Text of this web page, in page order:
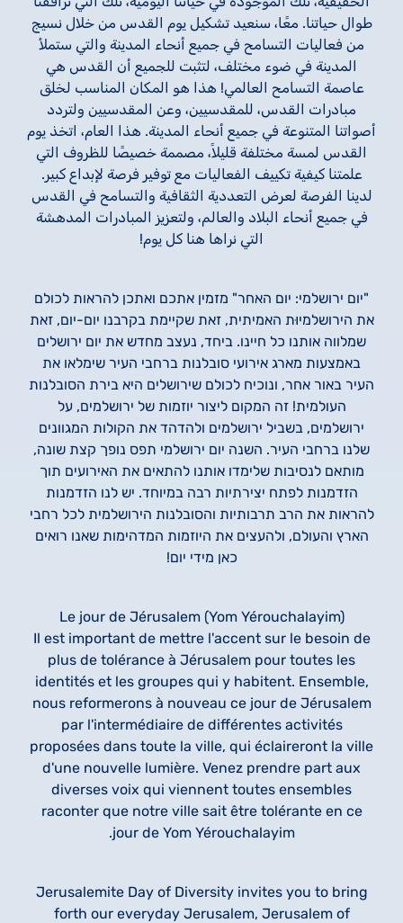
طوال حياتنا. معًا، سنعيد تشكيل يوم القدس من خلال نسيج
من فعاليات التسامح في جميع أنحاء المدينة والتي ستملأ
المدينة في ضوء مختلف، لتثبت للجميع أن القدس هي
عاصمة التسامح العالمي! هذا هو المكان المناسب لخلق
مبادرات القدس، للمقدسيين، وعن المقدسيين ولتردد
أصواتنا المتنوعة في جميع أنحاء المدينة. هذا العام، اتخذ يوم
القدس لمسة مختلفة قليلاً، مصممة خصيصًا للظروف التي
علمتنا كيفية تكييف الفعاليات مع توفير فرصة لإبداع كبير.
لدينا الفرصة لعرض التعددية الثقافية والتسامح في القدس
في جميع أنحاء البلاد والعالم، ولتعزيز المبادرات المدهشة
التي نراها هنا كل يوم!
"יום ירושלמי: יום האחר" מזמין אתכם ואתכן להראות לכולם
את הירושלמיוּת האמיתית, זאת שקיימת בקרבנו יום-יום, זאת
שמלווה אותנו כל חיינו. ביחד, נעצב מחדש את יום ירושלים
באמצעות מארג אירועי סובלנות ברחבי העיר שימלאו את
העיר באור אחר, ונוכיח לכולם שירושלים היא בירת הסובלנות
העולמית! זה המקום ליצור יוזמות של ירושלמים, על
ירושלמים, בשביל ירושלמים ולהדהד את הקולות המגוונים
שלנו ברחבי העיר. השנה יום ירושלמי תפס נופך קצת שונה,
מותאם לנסיבות שלימדו אותנו להתאים את האירועים תוך
הזדמנות לפתח יצירתיות רבה במיוחד. יש לנו הזדמנות
להראות את הרב תרבותיות והסובלנות הירושלמית לכל רחבי
הארץ והעולם, ולהעצים את היוזמות המדהימות שאנו רואים
כאן מידי יום!
Le jour de Jérusalem (Yom Yérouchalayim)
Il est important de mettre l'accent sur le besoin de
plus de tolérance à Jérusalem pour toutes les
identités et les groupes qui y habitent. Ensemble,
nous reformerons à nouveau ce jour de Jérusalem
par l'intermédiaire de différentes activités
proposées dans toute la ville, qui éclaireront la ville
d'une nouvelle lumière. Venez prendre part aux
diverses voix qui viennent toutes ensembles
raconter que notre ville sait être tolérante en ce
jour de Yom Yérouchalayim.
Jerusalemite Day of Diversity invites you to bring
forth our everyday Jerusalem, Jerusalem of